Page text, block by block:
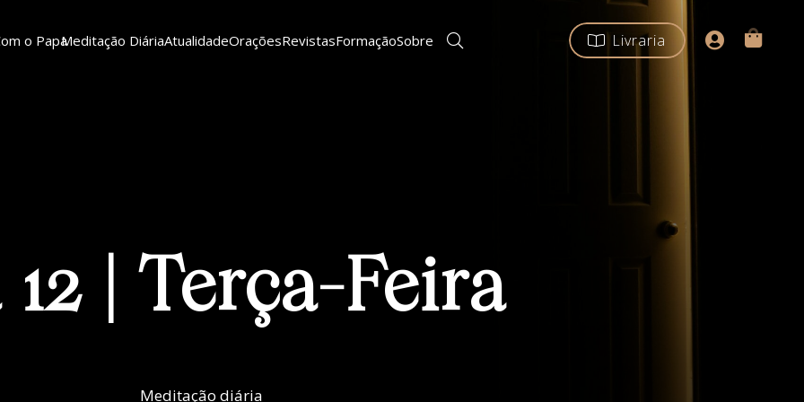
o PapaMeditação DiáriaAtualidadeOraçõesRevistasFormaçãoSobre Livraria
12 | Terça-Feira
Meditação diária